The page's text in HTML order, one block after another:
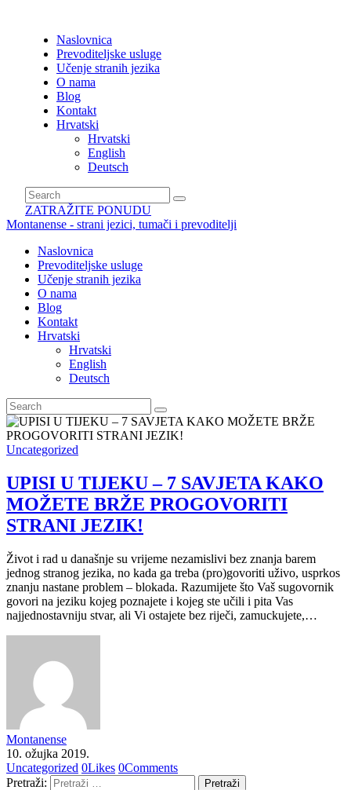
Naslovnica
Prevoditeljske usluge
Učenje stranih jezika
O nama
Blog
Kontakt
Hrvatski
Hrvatski
English
Deutsch
ZATRAŽITE PONUDU
Montanense - strani jezici, tumači i prevoditelji
Naslovnica
Prevoditeljske usluge
Učenje stranih jezika
O nama
Blog
Kontakt
Hrvatski
Hrvatski
English
Deutsch
Uncategorized
UPISI U TIJEKU – 7 SAVJETA KAKO
MOŽETE BRŽE PROGOVORITI
STRANI JEZIK!
Život i rad u današnje su vrijeme nezamislivi bez znanja barem
jednog stranog jezika, no kada ga treba (pro)govoriti uživo, usprkos
znanju nastane problem – blokada. Razumijete što Vaš sugovornik
govori na jeziku kojeg poznajete i kojeg ste učili i pita Vas
najjednostavniju stvar, ali Vi ostajete bez riječi, zamuckujete,…
Montanense
10. ožujka 2019.
Uncategorized 0Likes 0Comments
Pretraži: